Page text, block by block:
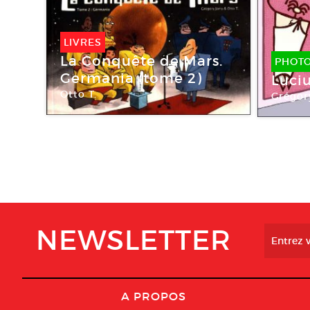
LIVRES
La Conquête de Mars.
Germania (tome 2)
Otto T.
NEWSLETTER
A PROPOS